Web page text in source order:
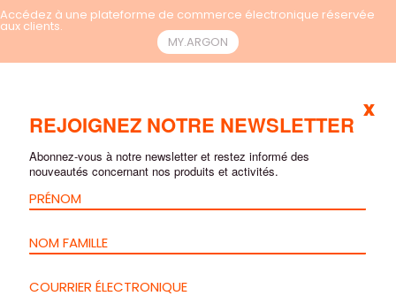
Accédez à une plateforme de commerce électronique réservée
aux clients.
MY.ARGON
REJOIGNEZ NOTRE NEWSLETTER
Abonnez-vous à notre newsletter et restez informé des
nouveautés concernant nos produits et activités.
x